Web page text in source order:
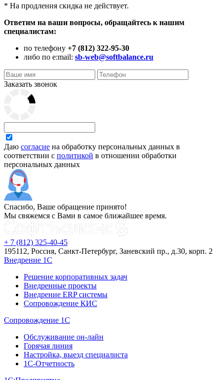
* На продления скидка не действует.
Ответим на ваши вопросы, обращайтесь к нашим
специалистам:
по телефону +7 (812) 322-95-30
либо по e:mail: sb-web@softbalance.ru
Заказать звонок
Даю согласие на обработку персональных данных в
соответствии с политикой в отношении обработки
персональных данных
Спасибо, Ваше обращение принято!
Мы свяжемся с Вами в самое ближайшее время.
+ 7 (812) 325-40-45
195112, Россия, Санкт-Петербург, Заневский пр., д.30, корп. 2
Внедрение 1С
Решение корпоративных задач
Внедренные проекты
Внедрение ERP системы
Сопровождение КИС
Сопровождение 1С
Обслуживание он-лайн
Горячая линия
Настройка, выезд специалиста
1С-Отчетность